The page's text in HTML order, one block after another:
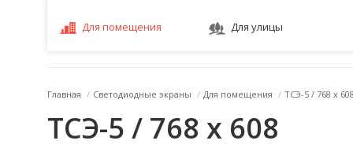
Для помещения Для улицы
Главная / Светодиодные экраны / Для помещения / ТСЭ-5 / 768 x
ТСЭ-5 / 768 x 608